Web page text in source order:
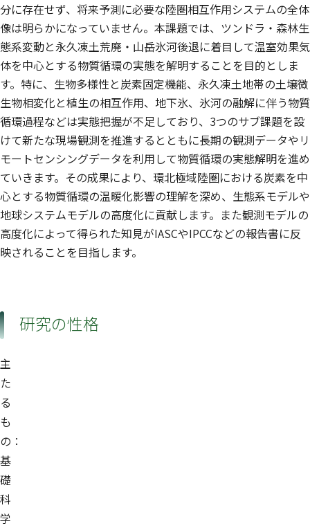
分に存在せず、将来予測に必要な陸圏相互作用システムの全体
像は明らかになっていません。本課題では、ツンドラ・森林生
態系変動と永久凍土荒廃・山岳氷河後退に着目して温室効果気
体を中心とする物質循環の実態を解明することを目的としま
す。特に、生物多様性と炭素固定機能、永久凍土地帯の土壌微
生物相変化と植生の相互作用、地下氷、氷河の融解に伴う物質
循環過程などは実態把握が不足しており、3つのサブ課題を設
けて新たな現場観測を推進するとともに長期の観測データやリ
モートセンシングデータを利用して物質循環の実態解明を進め
ていきます。その成果により、環北極域陸圏における炭素を中
心とする物質循環の温暖化影響の理解を深め、生態系モデルや
地球システムモデルの高度化に貢献します。また観測モデルの
高度化によって得られた知見がIASCやIPCCなどの報告書に反
映されることを目指します。
研究の性格
主
た
る
も
の：
基
礎
科
学